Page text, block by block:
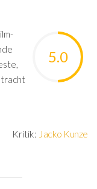
5.0
Kritik: Jacko Kunze